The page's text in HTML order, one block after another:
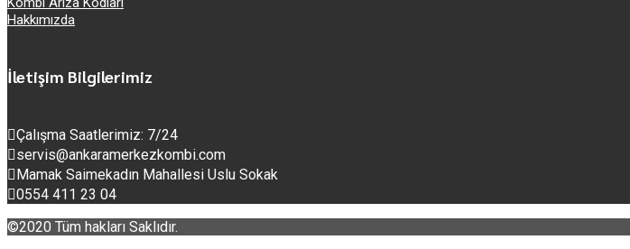
Hakkımızda
İletişim Bilgilerimiz
Çalışma Saatlerimiz: 7/24
servis@ankaramerkezkombi.com
Mamak Saimekadın Mahallesi Uslu Sokak
0554 411 23 04
©2020 Tüm hakları Saklıdır.